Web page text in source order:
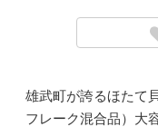
雄武町が誇るほたて
フレーク混合品）大